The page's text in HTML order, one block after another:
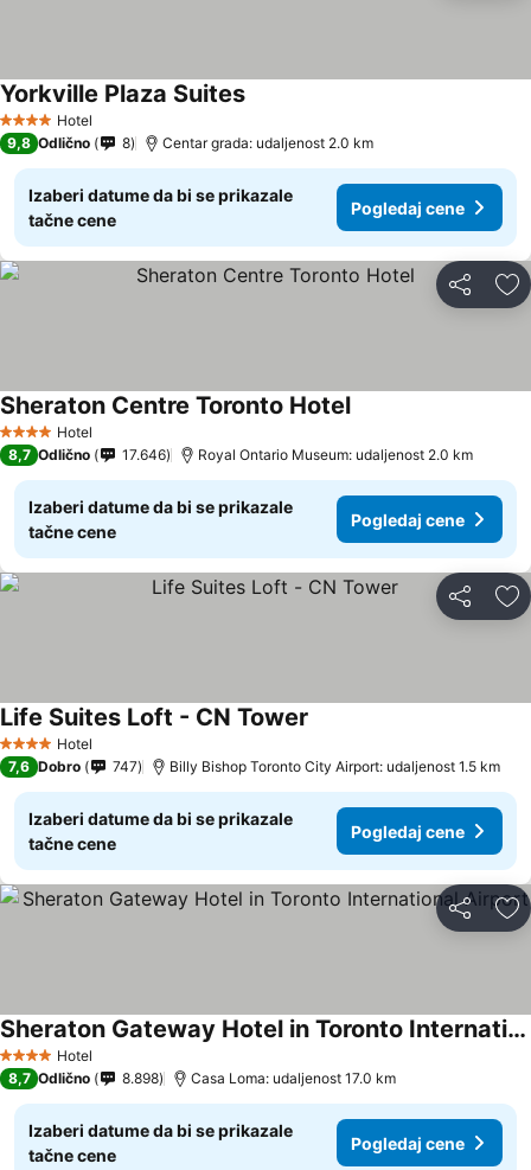
4 ZvezdiceHotel
Yorkville Plaza Suites
9,8 Odlično 8 Centar grada: udaljenost 2.0 km
Izaberi datume da bi se prikazale
tačne cene
Pogledaj cene
Deli
4 ZvezdiceHotel
Sheraton Centre Toronto Hotel
8,7 Odlično 17.646 Royal Ontario Museum: udaljenost 2.0 km
Izaberi datume da bi se prikazale
tačne cene
Pogledaj cene
Deli
4 ZvezdiceHotel
Life Suites Loft - CN Tower
7,6 Dobro 747 Billy Bishop Toronto City Airport: udaljenost 1.5 km
Izaberi datume da bi se prikazale
tačne cene
Pogledaj cene
Deli
4 ZvezdiceHotel
Sheraton Gateway Hotel in Toronto International Airport
8,7 Odlično 8.898 Casa Loma: udaljenost 17.0 km
Izaberi datume da bi se prikazale
tačne cene
Pogledaj cene